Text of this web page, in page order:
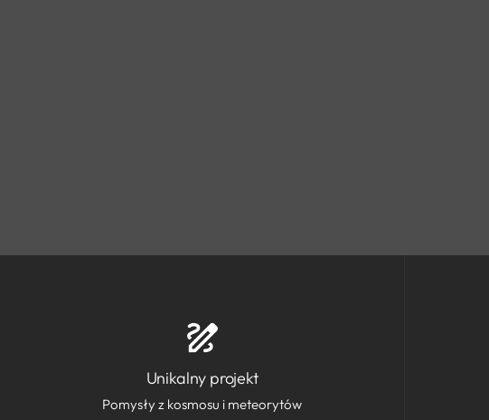
Unikalny projekt
Pomysły z kosmosu i meteorytów